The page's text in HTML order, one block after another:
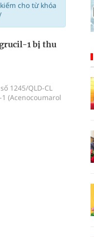
cho từ khóa
1 bị thu
1245/QLD-CL
(Acenocoumarol